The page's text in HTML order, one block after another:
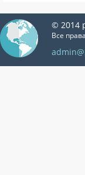
© 2014
Все